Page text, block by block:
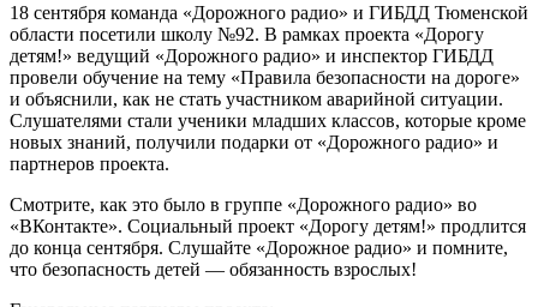
18 сентября команда «Дорожного радио» и ГИБДД Тюменской
области посетили школу №92. В рамках проекта «Дорогу
детям!» ведущий «Дорожного радио» и инспектор ГИБДД
провели обучение на тему «Правила безопасности на дороге»
и объяснили, как не стать участником аварийной ситуации.
Слушателями стали ученики младших классов, которые кроме
новых знаний, получили подарки от «Дорожного радио» и
партнеров проекта.
Смотрите, как это было в группе «Дорожного радио» во
«ВКонтакте». Социальный проект «Дорогу детям!» продлится
до конца сентября. Слушайте «Дорожное радио» и помните,
что безопасность детей — обязанность взрослых!